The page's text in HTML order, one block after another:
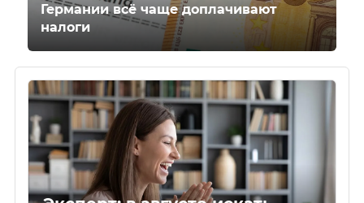
Германии всё чаще доплачивают
налоги